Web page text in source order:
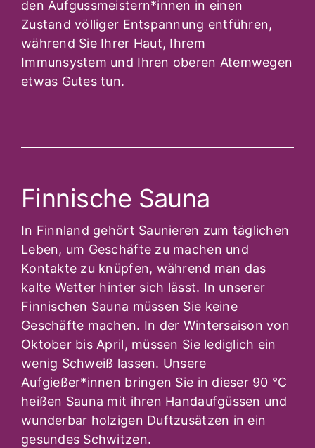
den Aufgussmeistern*innen in einen
Zustand völliger Entspannung entführen,
während Sie Ihrer Haut, Ihrem
Immunsystem und Ihren oberen Atemwegen
etwas Gutes tun.
Finnische Sauna
In Finnland gehört Saunieren zum täglichen
Leben, um Geschäfte zu machen und
Kontakte zu knüpfen, während man das
kalte Wetter hinter sich lässt. In unserer
Finnischen Sauna müssen Sie keine
Geschäfte machen. In der Wintersaison von
Oktober bis April, müssen Sie lediglich ein
wenig Schweiß lassen. Unsere
Aufgießer*innen bringen Sie in dieser 90 °C
heißen Sauna mit ihren Handaufgüssen und
wunderbar holzigen Duftzusätzen in ein
gesundes Schwitzen.